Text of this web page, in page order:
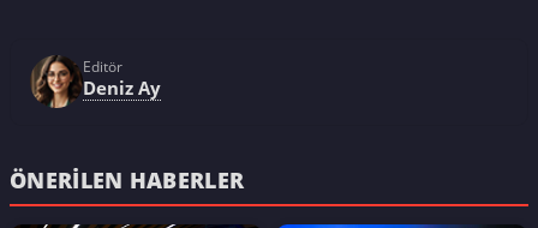
Editör
Deniz Ay
ÖNERILEN HABERLER